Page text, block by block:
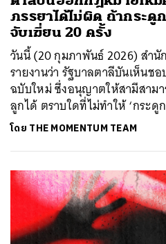
ภรรยาได้ไม่ผิด ถ้ากระดู
จับเฆี่ยน 20 ครั้ง
วันนี้ (20 กุมภาพันธ์ 2026) สำนั
รายงานว่า รัฐบาลตาลีบันเห็นช
ฉบับใหม่ ซึ่งอนุญาตให้สามีสาม
ลูกได้ ตราบใดที่ไม่ทำให้ ‘กระดู
โดย THE MOMENTUM TEAM